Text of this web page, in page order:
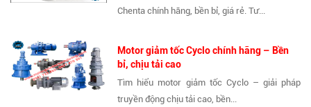
Chenta chính hãng, bền bỉ, giá rẻ. Tư...
Motor giảm tốc Cyclo chính hãng – Bền
bỉ, chịu tải cao
Tìm hiểu motor giảm tốc Cyclo – giải pháp
truyền động chịu tải cao, bền...